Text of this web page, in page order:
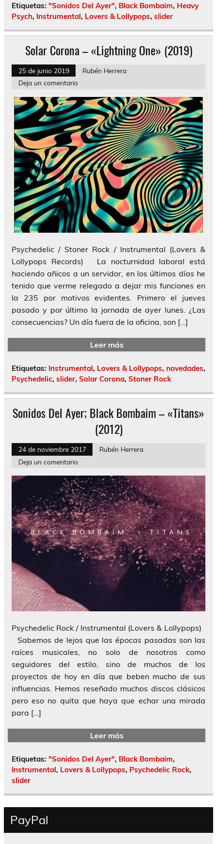
Etiquetas: "Sonidos Del Ayer", Black Bombaim, Heavy
Psych, Instrumental, Lovers & Lollypops, slider
Solar Corona – «Lightning One» (2019)
25 de junio 2019
Rubén Herrera
Deja un comentario
Psychedelic / Stoner Rock / Instrumental (Lovers &
Lollypops Records) La nocturnidad laboral está
haciendo añicos a un servidor, en los últimos días he
tenido que verme relegado a dejar mis funciones en
la 235 por motivos evidentes. Primero el jueves
pasado y por último la jornada de ayer lunes. ¿Las
consecuencias? Un día fuera de la oficina, son […]
Leer más
Etiquetas: Instrumental, Lovers & Lollypops, novedades,
Psychedelic, slider, Solar Corona, Stoner Rock
Sonidos Del Ayer; Black Bombaim – «Titans»
(2012)
24 de noviembre 2017
Rubén Herrera
Deja un comentario
Psychedelic Rock / Instrumental (Lovers & Lollypops)
Sabemos de lejos que las épocas pasadas son las
raíces musicales, no solo de nosotros como
seguidores del estilo, sino de muchos de los
proyectos de hoy en día que beben mucho de sus
influencias. Hemos reseñado muchos discos clásicos
pero eso no quita que haya que echar una mirada
para […]
Leer más
Etiquetas: "Sonidos Del Ayer", Black Bombaim,
Instrumental, Lovers & Lollypops, Psychedelic Rock,
slider
PayPal